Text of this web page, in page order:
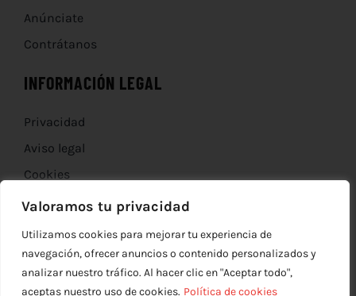
Valoramos tu privacidad
Utilizamos cookies para mejorar tu experiencia de
navegación, ofrecer anuncios o contenido personalizados y
analizar nuestro tráfico. Al hacer clic en "Aceptar todo",
aceptas nuestro uso de cookies. Política de cookies
Anúnciate
Contrátanos
INFORMACIÓN LEGAL
Privacidad
Aviso legal
Cookies
Devoluciones